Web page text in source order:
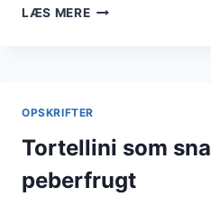
LÆS MERETORTELLINI
OPSKRIFTER
Tortellini som
peberfrugt